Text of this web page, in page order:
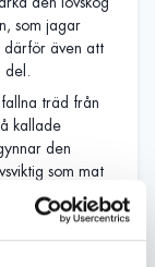
som jagar
därför även att
träd från
kallade
den
som mat
området